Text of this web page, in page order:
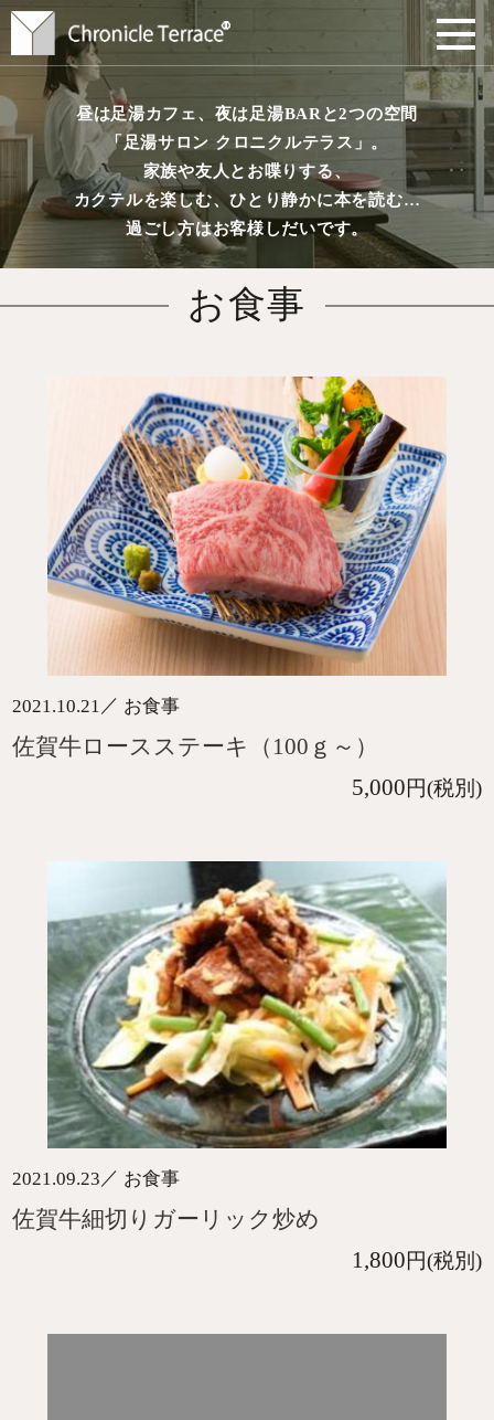
昼は足湯カフェ、夜は足湯BARと2つの空間
「足湯サロン クロニクルテラス」。
家族や友人とお喋りする、
カクテルを楽しむ、ひとり静かに本を読む…
過ごし方はお客様しだいです。
お食事
2021.10.21 ／ お食事
佐賀牛ロースステーキ（100ｇ～）
5,000円(税別)
2021.09.23 ／ お食事
佐賀牛細切りガーリック炒め
1,800円(税別)